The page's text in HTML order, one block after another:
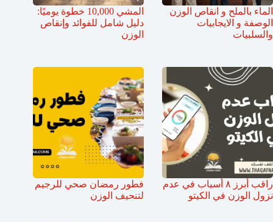
الماء بالملح و انقاص الوزن
الوصفة و الايجابيات
والسلبيات
المشي 10,000 خطوة يوميًا:
دليل شامل للفوائد وإنقاص
الوزن
راقب أبرز ٨ أسباب في عدم
نزول الوزن في الكيتو
فطور رمضان صحي للرجيم
لتنحيف الوزن